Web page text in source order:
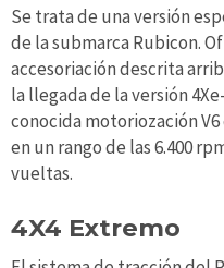
Se trata de una versión
de la submarca Rubicon.
accesoriación descrita
la llegada de la versión
conocida motoriozación
en un rango de las 6.400
vueltas.
4X4 Extremo